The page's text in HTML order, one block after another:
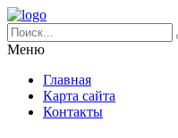
Меню
Главная
Карта сайта
Контакты